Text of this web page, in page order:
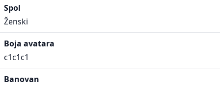
Spol
Ženski
Boja avatara
c1c1c1
Banovan